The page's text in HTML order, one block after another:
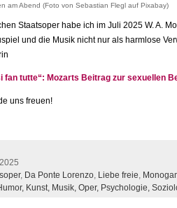
am Abend (Foto von Sebastian Flegl auf Pixabay)
Staatsoper habe ich im Juli 2025 W. A.
und die Musik nicht nur als harmlose
fan tutte“: Mozarts Beitrag zur sexuellen
uns freuen!
, Da Ponte Lorenzo Liebe freie
Kunst, Musik, Oper, Psychologie,